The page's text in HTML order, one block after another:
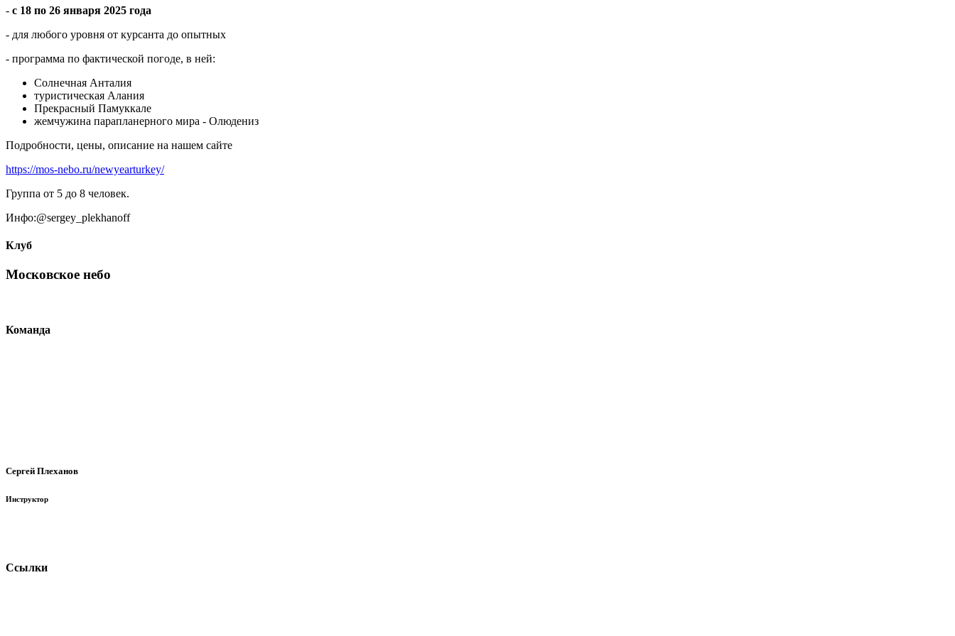
- с 18 по 26 января 2025 года
- для любого уровня от курсанта до опытных
- программа по фактической погоде, в ней:
Солнечная Анталия
туристическая Алания
Прекрасный Памуккале
жемчужина парапланерного мира - Олюдениз
Подробности, цены, описание на нашем сайте
https://mos-nebo.ru/newyearturkey/
Группа от 5 до 8 человек.
Инфо:@sergey_plekhanoff
Клуб
Московское небо
Команда
Сергей Плеханов
Инструктор
Ссылки